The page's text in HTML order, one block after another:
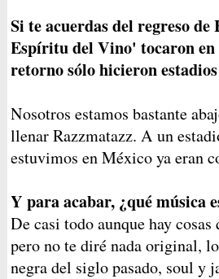
Si te acuerdas del regreso
Espíritu del Vino' tocaron en
retorno sólo hicieron
Nosotros estamos bastante
llenar Razzmatazz. A un
estuvimos en México ya eran
Y para acabar, ¿qué música
De casi todo aunque hay
pero no te diré nada original,
negra del siglo pasado, soul y